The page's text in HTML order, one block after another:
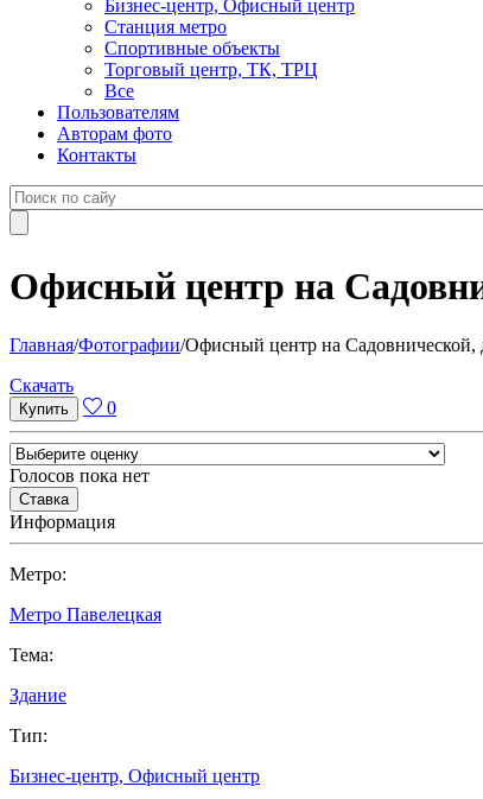
Бизнес-центр, Офисный центр
Станция метро
Спортивные объекты
Торговый центр, ТК, ТРЦ
Все
Пользователям
Авторам фото
Контакты
Офисный центр на
Главная/Фотографии/Офисный центр на Садовнической,
Cкачать
0
Голосов пока нет
Информация
Метро:
Метро Павелецкая
Тема:
Здание
Тип:
Бизнес-центр, Офисный центр